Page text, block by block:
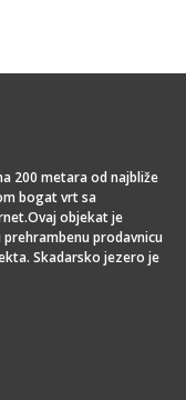
200 metara od najbliže
bogat vrt sa
objekat je
prodavnicu
Skadarsko jezero je